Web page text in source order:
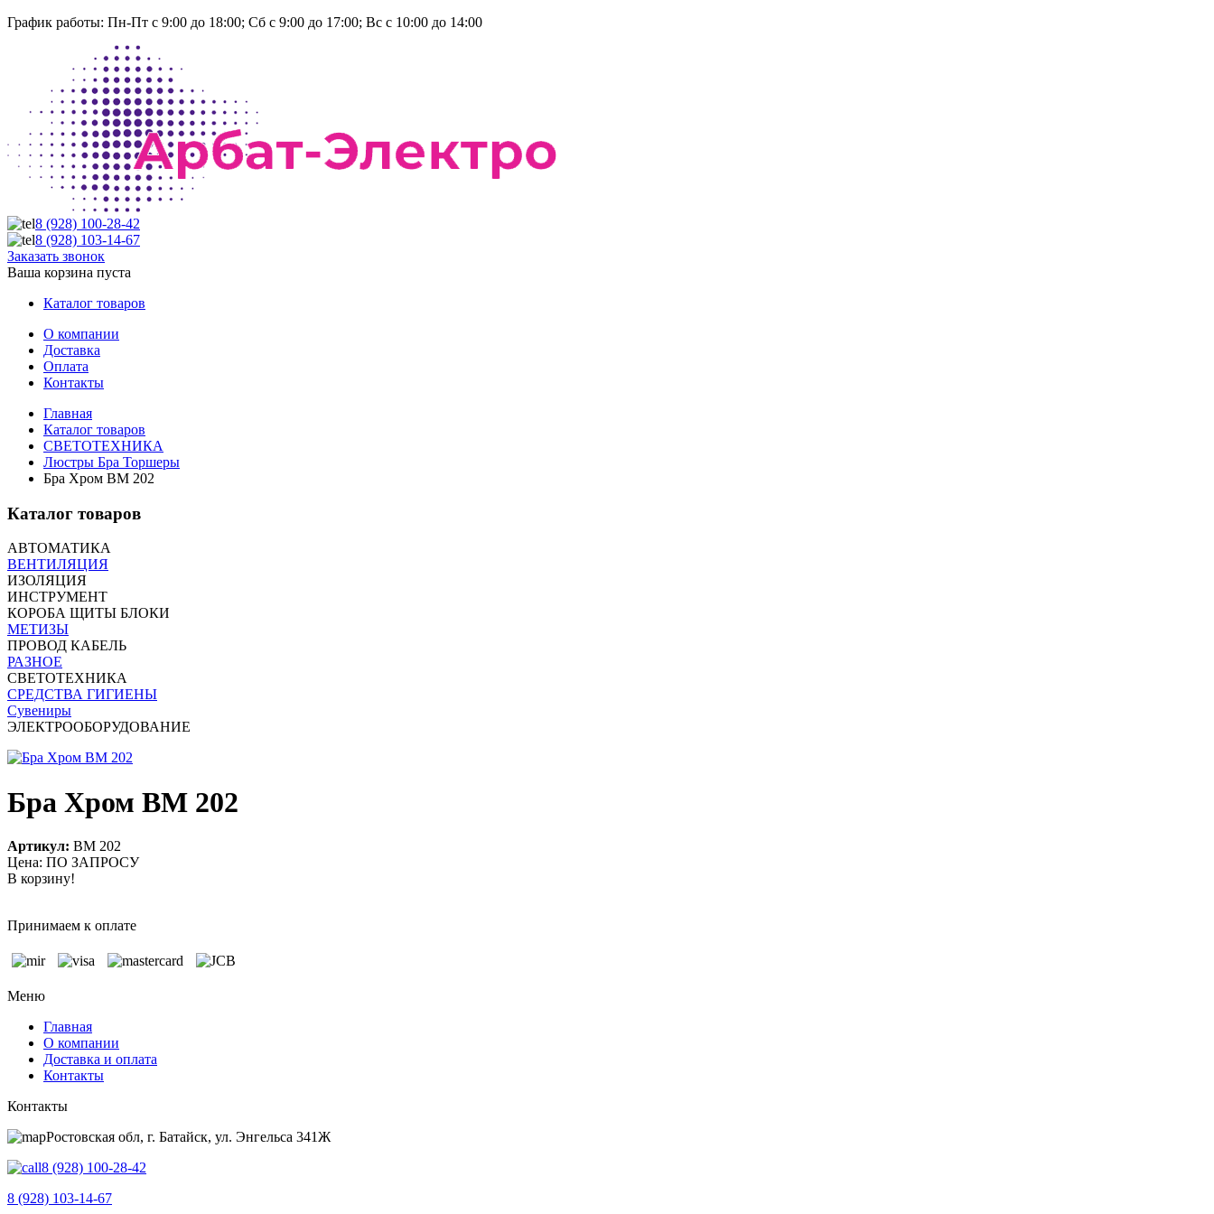
График работы: Пн-Пт с 9:00 до 18:00; Сб с 9:00 до 17:00; Вс с 10:00 до 14:00
8 (928) 100-28-42
8 (928) 103-14-67
Заказать звонок
Ваша корзина пуста
Каталог товаров
О компании
Доставка
Оплата
Контакты
Главная
Каталог товаров
СВЕТОТЕХНИКА
Люстры Бра Торшеры
Бра Хром BM 202
Каталог товаров
АВТОМАТИКА
ВЕНТИЛЯЦИЯ
ИЗОЛЯЦИЯ
ИНСТРУМЕНТ
КОРОБА ЩИТЫ БЛОКИ
МЕТИЗЫ
ПРОВОД КАБЕЛЬ
РАЗНОЕ
СВЕТОТЕХНИКА
СРЕДСТВА ГИГИЕНЫ
Сувениры
ЭЛЕКТРООБОРУДОВАНИЕ
Бра Хром BM 202
Артикул: BM 202
Цена: ПО ЗАПРОСУ
В корзину!
Принимаем к оплате
Меню
Главная
О компании
Доставка и оплата
Контакты
Контакты
Ростовская обл, г. Батайск, ул. Энгельса 341Ж
8 (928) 100-28-42
8 (928) 103-14-67